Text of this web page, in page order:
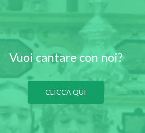
Vuoi cantare con noi?
CLICCA QUI